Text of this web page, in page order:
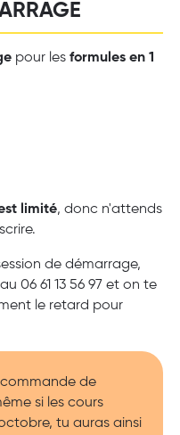
pour lesformules en 1
limité, donc n'attends
de démarrage,
06 61 13 56 97 et on te
le retard pour
de
si les cours
tu auras ainsi